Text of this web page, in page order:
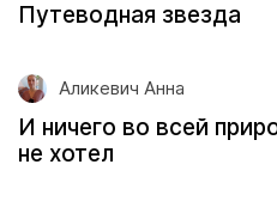
Путеводная звезда
Аликевич Анна
И ничего во всей
не хотел